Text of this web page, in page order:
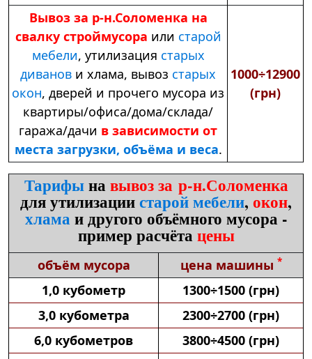
Вывоз за р-н.Соломенка на
свалку строймусора или старой
мебели, утилизация старых
диванов и хлама, вывоз старых
окон, дверей и прочего мусора из
квартиры/офиса/дома/склада/
гаража/дачи в зависимости от
места загрузки, объёма и веса.
1000÷12900
(грн)
Тарифынавывоз за р-н.Соломенка
для утилизациистарой мебели, окон,
хламаи другого объёмного мусора -
пример расчётацены
объём мусора цена машины *
1,0 кубометр
1300÷1500 (грн)
3,0 кубометра
2300÷2700 (грн)
6,0 кубометров
3800÷4500 (грн)